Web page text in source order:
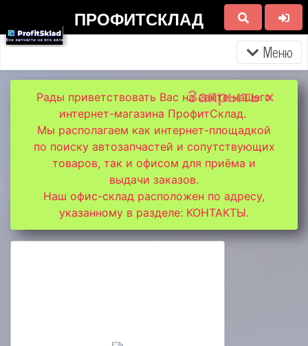
ПРОФИТСКЛАД
Меню
Закрыть ×
Рады приветствовать Вас на сайте нашего
интернет-магазина ПрофитСклад.
Мы располагаем как интернет-площадкой
по поиску автозапчастей и сопутствующих
товаров, так и офисом для приёма и
выдачи заказов.
Наш офис-склад расположен по адресу,
указанному в разделе: КОНТАКТЫ.